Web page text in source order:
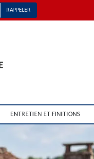
ENTRETIEN ET FINITIONS